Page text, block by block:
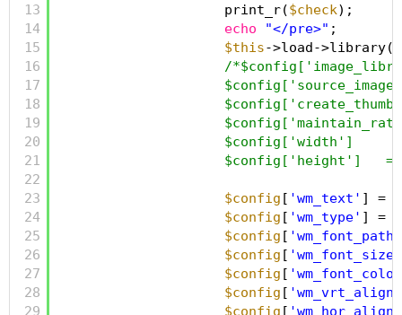
13
14
15
16
17
18
19
20
21
22
23
24
25
26
27
28
29
print_r($check);
echo
"</pre>" ;
$this->load->library(
/
$config['width']
$config['height']   =
$config [ 'wm_text' ] =
$config [ 'wm_type' ] =
$config [ 'wm_font_path'
$config [ 'wm_font_size'
$config [
$config [
$config [